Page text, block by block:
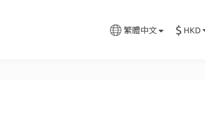
繁體中文 $ HKD